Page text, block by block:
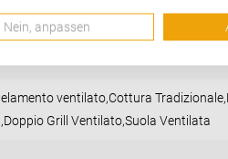
ventilato,Cottura
Grill Ventilato,Suola Ventilata
Nein, anpassen